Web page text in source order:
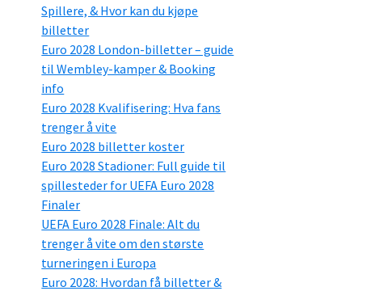
Spillere, & Hvor kan du kjøpe
billetter
Euro 2028 London-billetter – guide
til Wembley-kamper & Booking
info
Euro 2028 Kvalifisering: Hva fans
trenger å vite
Euro 2028 billetter koster
Euro 2028 Stadioner: Full guide til
spillesteder for UEFA Euro 2028
Finaler
UEFA Euro 2028 Finale: Alt du
trenger å vite om den største
turneringen i Europa
Euro 2028: Hvordan få billetter &